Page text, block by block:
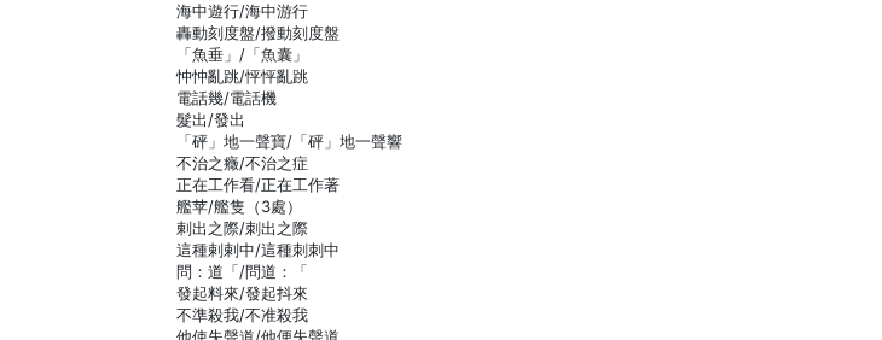
海中遊行/海中游行
轟動刻度盤/撥動刻度盤
「魚垂」/「魚囊」
忡忡亂跳/怦怦亂跳
電話幾/電話機
髮出/發出
「砰」地一聲寶/「砰」地一聲響
不治之癥/不治之症
正在工作看/正在工作著
艦苹/艦隻（3處）
剌出之際/刺出之際
這種剌剌中/這種刺刺中
問：道「/問道：「
發起料來/發起抖來
不準殺我/不准殺我